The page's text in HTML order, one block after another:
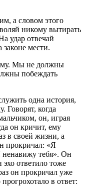
а словом этого
никому вытирать
удар отвечай
мести.
Мы не должны
побеждать
одна история,
Говорят, когда
он, играя
он кричит, ему
в своей жизни, а
прокричал: «Я
ненавижу тебя». Он
ответило тоже
он прокричал уже
в ответ: